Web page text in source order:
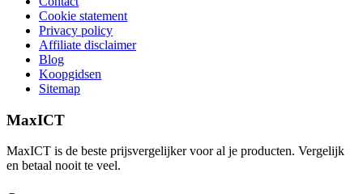
Cookie statement
Privacy policy
Affiliate disclaimer
Blog
Koopgidsen
Sitemap
MaxICT
MaxICT is de beste prijsvergelijker voor al je producten. Vergelijk
en betaal nooit te veel.